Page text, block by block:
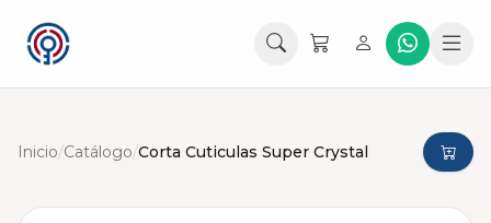
Inicio/Catálogo/Corta Cuticulas Super Crystal